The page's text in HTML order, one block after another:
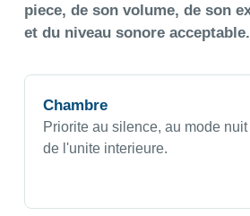
piece, de son volume, de son
et du niveau sonore acceptable.
Chambre
Priorite au silence, au mode
de l'unite interieure.